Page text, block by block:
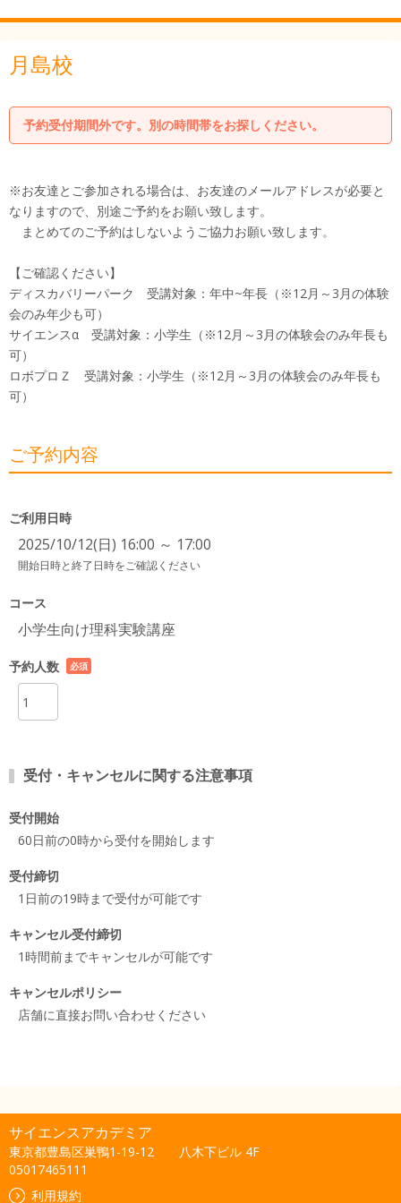
月島校
予約受付期間外です。別の時間帯をお探しください。
※お友達とご参加される場合は、お友達のメールアドレスが必要と
なりますので、別途ご予約をお願い致します。
まとめてのご予約はしないようご協力お願い致します。
【ご確認ください】
ディスカバリーパーク 受講対象：年中~年長（※12月～3月の体験
会のみ年少も可）
サイエンスα 受講対象：小学生（※12月～3月の体験会のみ年長も
可）
ロボプロＺ 受講対象：小学生（※12月～3月の体験会のみ年長も
可）
ご予約内容
ご利用日時
2025/10/12(日) 16:00 ～ 17:00
開始日時と終了日時をご確認ください
コース
小学生向け理科実験講座
予約人数
必須
受付・キャンセルに関する注意事項
受付開始
60日前の0時から受付を開始します
受付締切
1日前の19時まで受付が可能です
キャンセル受付締切
1時間前までキャンセルが可能です
キャンセルポリシー
店舗に直接お問い合わせください
サイエンスアカデミア
東京都豊島区巣鴨1-19-12 八木下ビル 4F
05017465111
利用規約